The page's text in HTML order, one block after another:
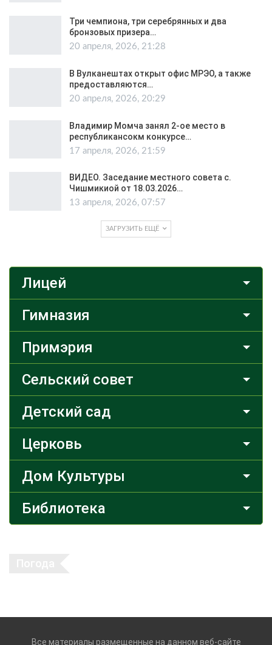
Три чемпиона, три серебрянных и два
бронзовых призера…
20 апреля, 2026, 21:28
В Вулканештах открыт офис МРЭО, а также
предоставляются…
20 апреля, 2026, 20:29
Владимир Момча занял 2-ое место в
республикансокм конкурсе…
17 апреля, 2026, 21:59
ВИДЕО. Заседание местного совета с.
Чишмикиой от 18.03.2026…
13 апреля, 2026, 07:57
ЗАГРУЗИТЬ ЕЩЁ
Лицей
Гимназия
Примэрия
Сельский совет
Детский сад
Церковь
Дом Культуры
Библиотека
Все материалы размещенные на данном веб-сайте